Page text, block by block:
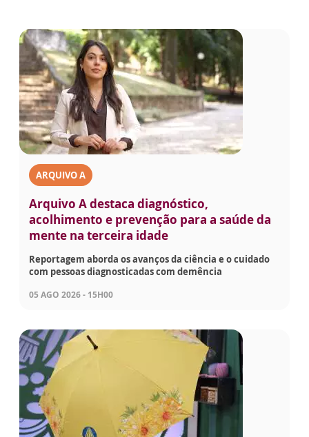
ARQUIVO A
Arquivo A destaca diagnóstico,
acolhimento e prevenção para a saúde da
mente na terceira idade
Reportagem aborda os avanços da ciência e o cuidado
com pessoas diagnosticadas com demência
05 AGO 2026 - 15H00